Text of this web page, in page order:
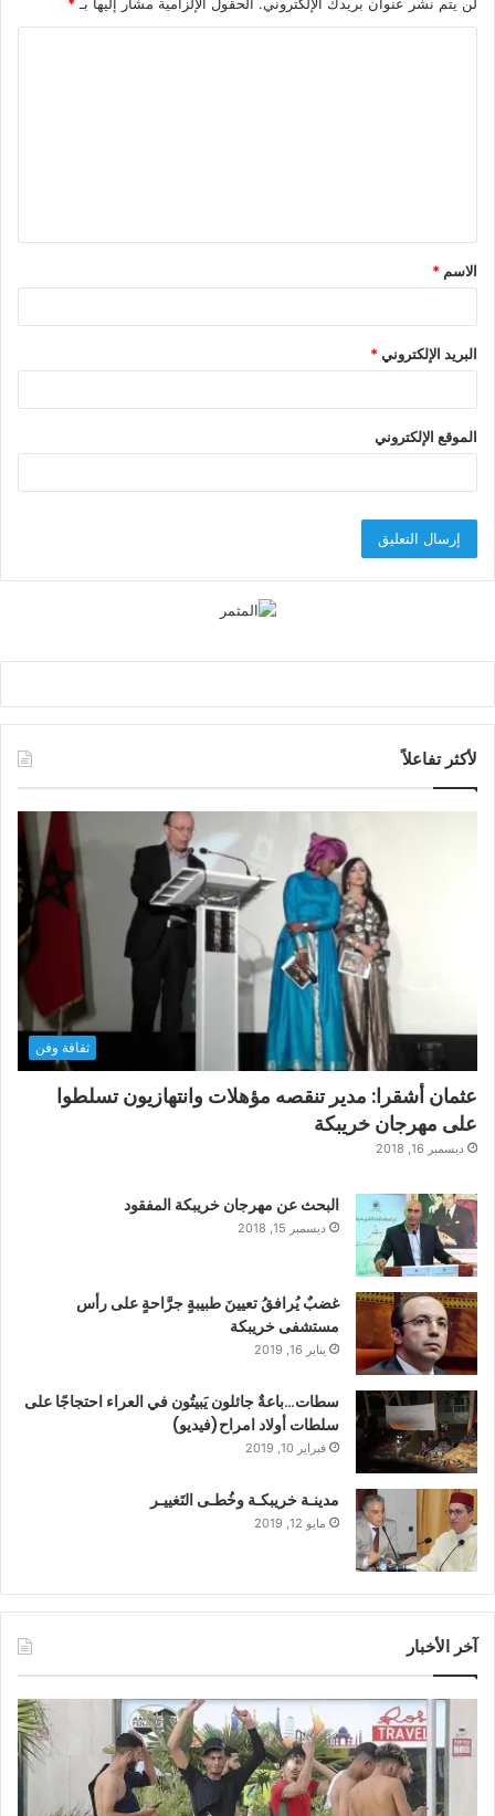
لن يتم نشر عنوان بريدك الإلكتروني. الحقول الإلزامية مشار إليها بـ*
ق
*
الاسم *
البريد الإلكتروني*
الموقع الإلكتروني
لأكثر تفاعلاً
ثقافة وفن
عثمان أشقرا: مدير تنقصه مؤهلات وانتهازيون تسلطوا
على مهرجان خريبكة
ديسمبر 16, 2018
البحث عن مهرجان خريبكة المفقود
ديسمبر 15, 2018
غضبٌ يُرافقُ تعيينَ طبيبةٍ جرَّاحةٍ على رأس
مستشفى خريبكة
يناير 16, 2019
سطات…باعةٌ جائلون يَبيتُون في العراء احتجاجًا على
سلطات أولاد امراح(فيديو)
فبراير 10, 2019
مدينـة خريبكـة وخُطـى التَغييـر
مايو 12, 2019
آخر الأخبار